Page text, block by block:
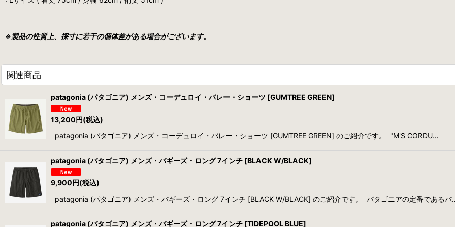
※製品の性質上、採寸に若干の個体差がある場合がございます。
関連商品
patagonia (パタゴニア) メンズ・コーデュロイ・バレー・ショーツ [GUMTREE GREEN]
13,200円(税込)
patagonia (パタゴニア) メンズ・コーデュロイ・バレー・ショーツ [GUMTREE GREEN] のご紹介です。 "M'S CORDU…
patagonia (パタゴニア) メンズ・バギーズ・ロング 7インチ [BLACK W/BLACK]
9,900円(税込)
patagonia (パタゴニア) メンズ・バギーズ・ロング 7インチ [BLACK W/BLACK] のご紹介です。 パタゴニアの定番である
patagonia (パタゴニア) メンズ・バギーズ・ロング 7インチ [TIDEPOOL BLUE]